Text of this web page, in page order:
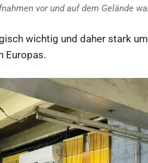
vor und auf dem Gelände
wichtig und daher stark
Europas.